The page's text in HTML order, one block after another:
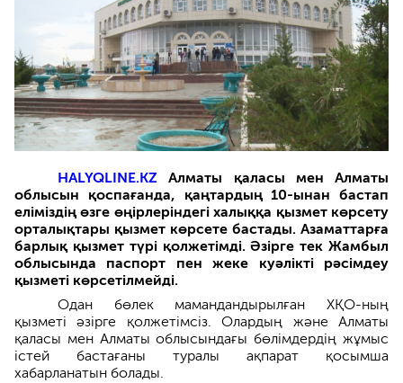
HALYQLINE.KZ Алматы қаласы мен Алматы
облысын қоспағанда, қаңтардың 10-ынан бастап
еліміздің өзге өңірлеріндегі халыққа қызмет көрсету
орталықтары қызмет көрсете бастады. Азаматтарға
барлық қызмет түрі қолжетімді. Әзірге тек Жамбыл
облысында паспорт пен жеке куәлікті рәсімдеу
қызметі көрсетілмейді.
Одан бөлек мамандандырылған ХҚО-ның
қызметі әзірге қолжетімсіз. Олардың және Алматы
қаласы мен Алматы облысындағы бөлімдердің жұмыс
істей бастағаны туралы ақпарат қосымша
хабарланатын болады.